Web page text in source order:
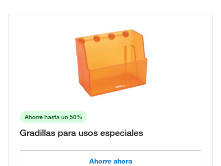
Ahorre hasta un 50%
Gradillas para usos especiales
Ahorre ahora